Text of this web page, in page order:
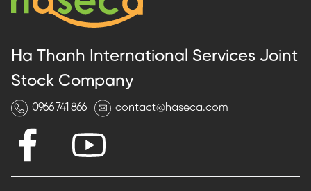
Ha Thanh International Services Joint
Stock Company
0966 741 866 contact@haseca.com